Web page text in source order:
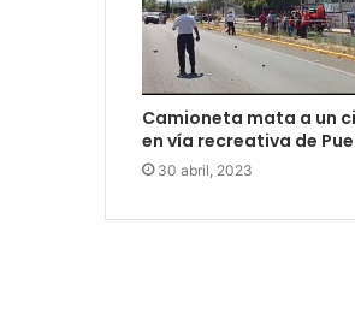
Camioneta mata a un
en vía recreativa de
30 abril, 2023